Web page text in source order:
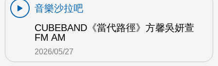
音樂沙拉吧
CUBEBAND《當代路徑》方馨吳妍萱
FM AM
2026/05/27